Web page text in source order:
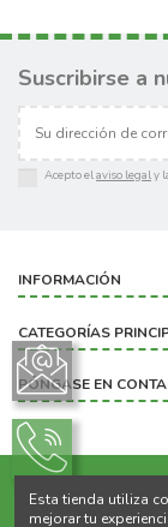
Suscribirse a
Acepto elaviso legaly
INFORMACIÓN
CATEGORÍAS
PÓNGASE EN
Esta tienda utiliza
mejorar tu